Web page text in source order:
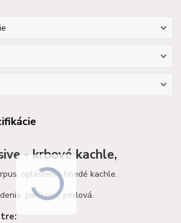
- krbové kachle,
opláštenie hnedé kachle.
piesková, perlová.